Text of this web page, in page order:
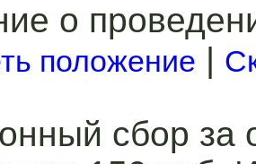
о
положение |
сбор за